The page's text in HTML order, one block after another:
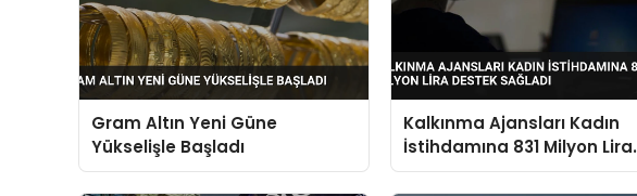
Gram Altın Yeni Güne
Yükselişle Başladı
Kalkınma Ajansları Kadın
İstihdamına 831 Milyon Lira
Destek Sağladı